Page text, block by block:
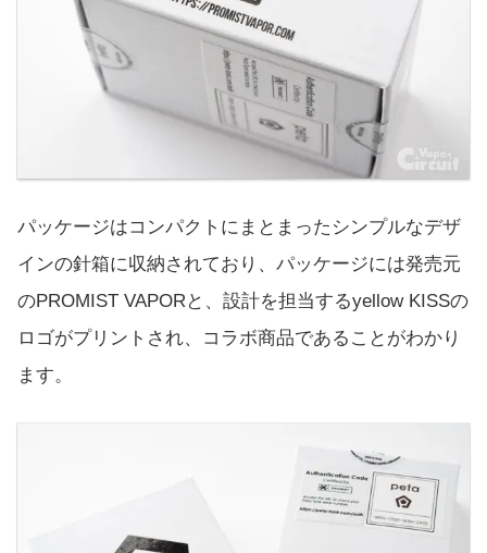
パッケージはコンパクトにまとまったシンプルなデザ
インの針箱に収納されており、パッケージには発売元
のPROMIST VAPORと、設計を担当するyellow KISSの
ロゴがプリントされ、コラボ商品であることがわかり
ます。